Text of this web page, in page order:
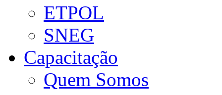
ETPOL
SNEG
Capacitação
Quem Somos